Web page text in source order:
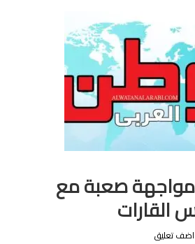
مواجهة صعبة مع
القارات
اضف تعليق